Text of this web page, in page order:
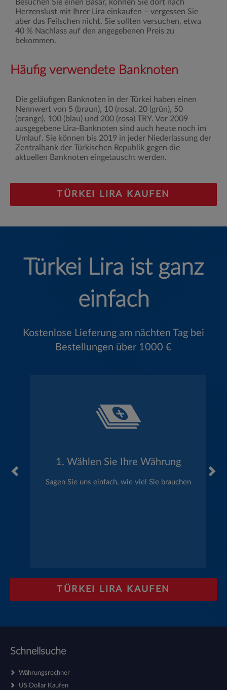
Besuchen Sie einen Basar, können Sie dort nach
Herzenslust mit Ihrer Lira einkaufen – vergessen Sie
aber das Feilschen nicht. Sie sollten versuchen, etwa
40 % Nachlass auf den angegebenen Preis zu
bekommen.
Häufig verwendete Banknoten
Die geläufigen Banknoten in der Türkei haben einen
Nennwert von 5 (braun), 10 (rosa), 20 (grün), 50
(orange), 100 (blau) und 200 (rosa) TRY. Vor 2009
ausgegebene Lira-Banknoten sind auch heute noch im
Umlauf. Sie können bis 2019 in jeder Niederlassung der
Zentralbank der Türkischen Republik gegen die
aktuellen Banknoten eingetauscht werden.
TÜRKEI LIRA KAUFEN
Türkei Lira ist ganz
einfach
Kostenlose Lieferung am nächten Tag bei
Bestellungen über 1000 €
1. Wählen Sie Ihre Währung
Sagen Sie uns einfach, wie viel Sie brauchen
TÜRKEI LIRA KAUFEN
Schnellsuche
Währungsrechner
US Dollar Kaufen